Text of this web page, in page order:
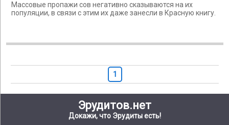
Массовые пропажи сов негативно сказываются на их
популяции, в связи с этим их даже занесли в Красную книгу.
1
Эрудитов.нет
Докажи, что Эрудиты есть!